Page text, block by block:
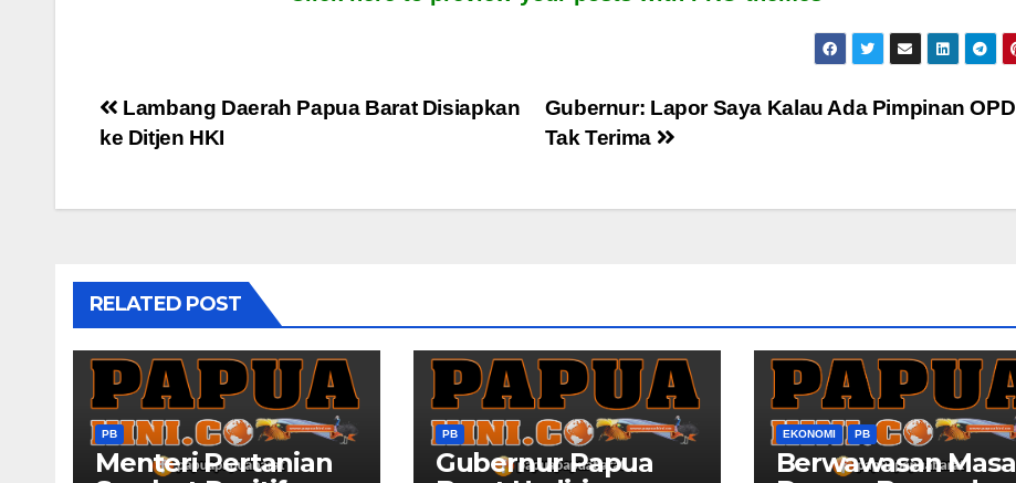
Post
navigation
Gubernur: Lapor Saya Kalau Ada Pimpinan OPD
Tak Terima
Lambang Daerah Papua Barat Disiapkan
ke Ditjen HKI
RELATED POST
PB
Menteri Pertanian
PB
Gubernur Papua
EKONOMI PB
Berwawasan Masa